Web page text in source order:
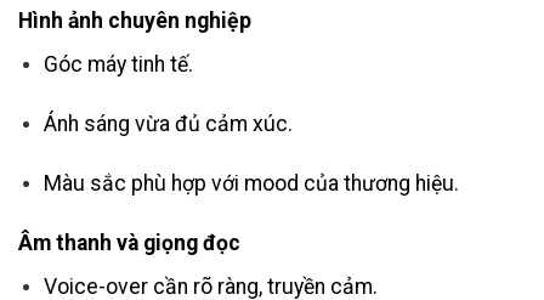
Hình ảnh chuyên nghiệp
Góc máy tinh tế.
Ánh sáng vừa đủ cảm xúc.
Màu sắc phù hợp với mood của thương hiệu.
Âm thanh và giọng đọc
Voice-over cần rõ ràng, truyền cảm.